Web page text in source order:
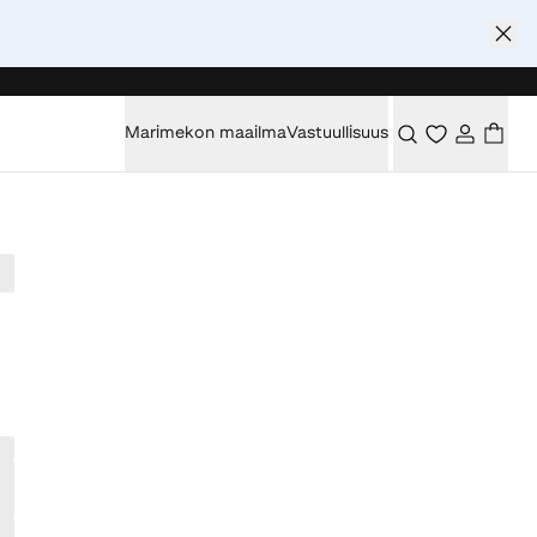
Marimekon maailmaVastuullisuus